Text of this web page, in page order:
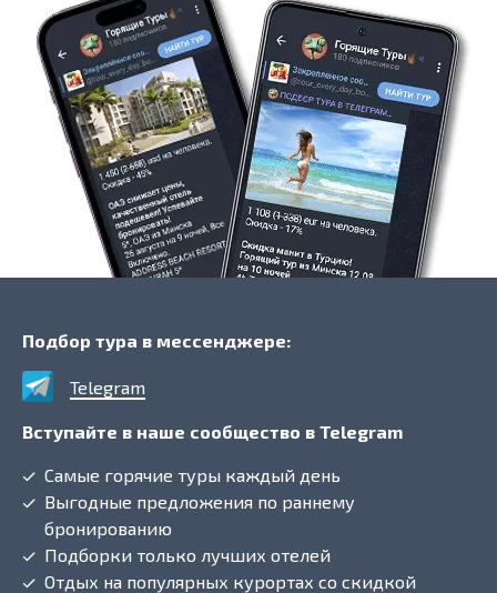
Подбор тура в мессенджере:
Telegram
Вступайте в наше сообщество в Telegram
Самые горячие туры каждый день
Выгодные предложения по раннему
бронированию
Подборки только лучших отелей
Отдых на популярных курортах со скидкой